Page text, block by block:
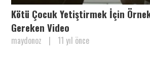
Kötü Çocuk Yetiştirmek İçin Örnek
Gereken Video
maydonoz | 11 yıl önce